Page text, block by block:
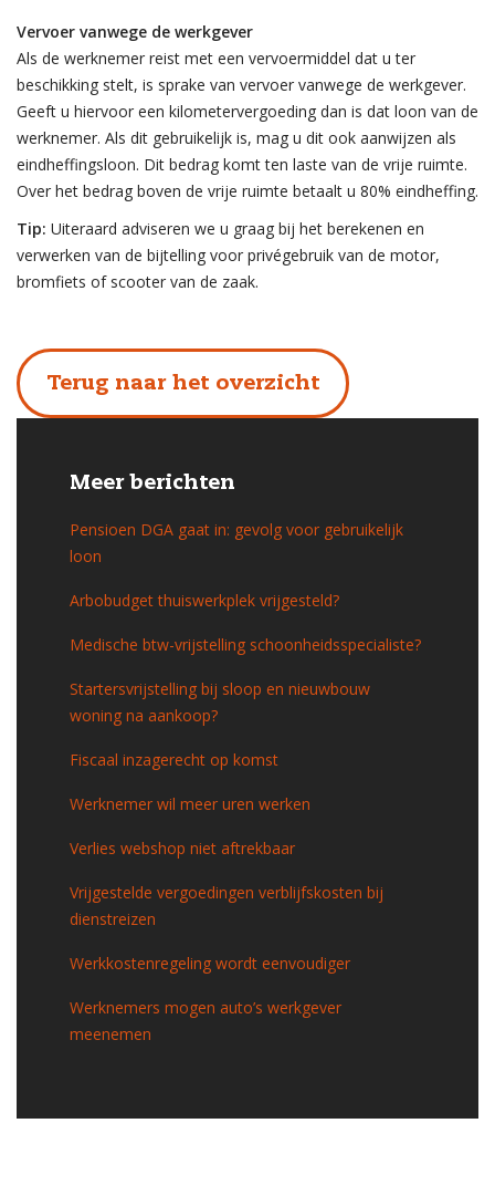
Vervoer vanwege de werkgever
Als de werknemer reist met een vervoermiddel dat u ter
beschikking stelt, is sprake van vervoer vanwege de werkgever.
Geeft u hiervoor een kilometervergoeding dan is dat loon van de
werknemer. Als dit gebruikelijk is, mag u dit ook aanwijzen als
eindheffingsloon. Dit bedrag komt ten laste van de vrije ruimte.
Over het bedrag boven de vrije ruimte betaalt u 80% eindheffing.
Tip: Uiteraard adviseren we u graag bij het berekenen en
verwerken van de bijtelling voor privégebruik van de motor,
bromfiets of scooter van de zaak.
Terug naar het overzicht
Meer berichten
Pensioen DGA gaat in: gevolg voor gebruikelijk
loon
Arbobudget thuiswerkplek vrijgesteld?
Medische btw-vrijstelling schoonheidsspecialiste?
Startersvrijstelling bij sloop en nieuwbouw
woning na aankoop?
Fiscaal inzagerecht op komst
Werknemer wil meer uren werken
Verlies webshop niet aftrekbaar
Vrijgestelde vergoedingen verblijfskosten bij
dienstreizen
Werkkostenregeling wordt eenvoudiger
Werknemers mogen auto’s werkgever
meenemen